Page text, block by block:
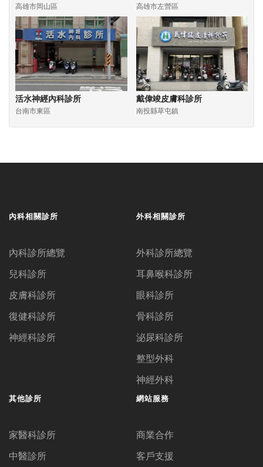
高雄市岡山區 高雄市左營區
活水神經內科診所
台南市東區
戴偉竣皮膚科診所
南投縣草屯鎮
內科相關診所
內科診所總覽
兒科診所
皮膚科診所
復健科診所
神經科診所
外科相關診所
外科診所總覽
耳鼻喉科診所
眼科診所
骨科診所
泌尿科診所
整型外科
神經外科
其他診所
家醫科診所
中醫診所
網站服務
商業合作
客戶支援